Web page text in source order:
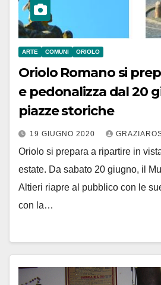
ARTE COMUNI ORIOLO
Oriolo Romano si
e pedonalizza dal 20
piazze storiche
19 GIUGNO 2020
Oriolo si prepara a ripartire in
estate. Da sabato 20 giugno, il
Altieri riapre al pubblico con le
con la…